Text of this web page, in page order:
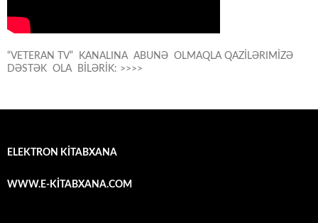
“VETERAN TV” KANALINA ABUNƏ OLMAQLA QAZİLƏRIMİZƏ
DƏSTƏK OLA BİLƏRİK: >>>>
ELEKTRON KİTABXANA
WWW.E-KİTABXANA.COM